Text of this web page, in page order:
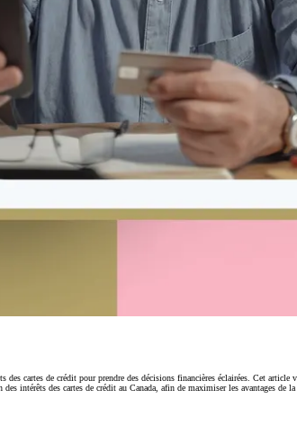
cartes de crédit pour prendre des décisions financières éclairées. Cet
intérêts des cartes de crédit au Canada, afin de maximiser les avantages de